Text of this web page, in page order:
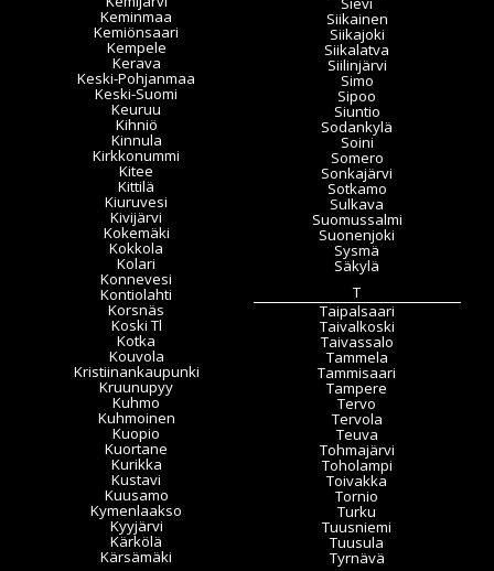
Keminmaa
Kemiönsaari
Kempele
Kerava
Keski-Pohjanmaa
Keski-Suomi
Keuruu
Kihniö
Kinnula
Kirkkonummi
Kitee
Kittilä
Kiuruvesi
Kivijärvi
Kokemäki
Kokkola
Kolari
Konnevesi
Kontiolahti
Korsnäs
Koski Tl
Kotka
Kouvola
Kristiinankaupunki
Kruunupyy
Kuhmo
Kuhmoinen
Kuopio
Kuortane
Kurikka
Kustavi
Kuusamo
Kymenlaakso
Kyyjärvi
Kärkölä
Kärsämäki
Siikainen
Siikajoki
Siikalatva
Siilinjärvi
Simo
Sipoo
Siuntio
Sodankylä
Soini
Somero
Sonkajärvi
Sotkamo
Sulkava
Suomussalmi
Suonenjoki
Sysmä
Säkylä
T
Taipalsaari
Taivalkoski
Taivassalo
Tammela
Tammisaari
Tampere
Tervo
Tervola
Teuva
Tohmajärvi
Toholampi
Toivakka
Tornio
Turku
Tuusniemi
Tuusula
Tyrnävä